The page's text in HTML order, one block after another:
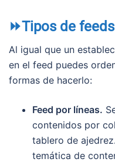
⏩Tipos de feeds
Al igual que un
en el feed puedes
formas de hacerlo:
Feed por líneas.
contenidos por
tablero de
temática de